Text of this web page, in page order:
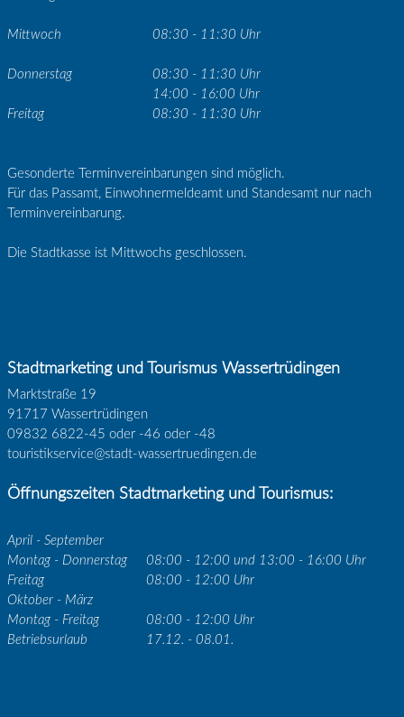
Mittwoch 08:30 - 11:30 Uhr
Donnerstag
08:30 - 11:30 Uhr
14:00 - 16:00 Uhr
Freitag
08:30 - 11:30 Uhr
Gesonderte Terminvereinbarungen sind möglich.
Für das Passamt, Einwohnermeldeamt und Standesamt nur nach
Terminvereinbarung.
Die Stadtkasse ist Mittwochs geschlossen.
Stadtmarketing und Tourismus Wassertrüdingen
Marktstraße 19
91717 Wassertrüdingen
09832 6822-45 oder -46 oder -48
touristikservice@stadt-wassertruedingen.de
Öffnungszeiten Stadtmarketing und Tourismus:
April - September
Montag - Donnerstag
08:00 - 12:00 und 13:00 - 16:00 Uhr
Freitag
08:00 - 12:00 Uhr
Oktober - März
Montag - Freitag
08:00 - 12:00 Uhr
Betriebsurlaub
17.12. - 08.01.